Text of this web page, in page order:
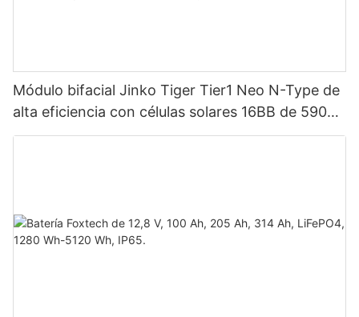
Módulo bifacial Jinko Tiger Tier1 Neo N-Type de
alta eficiencia con células solares 16BB de 590
vatios, 620 vatios, 630 vatios y 650 vatios con